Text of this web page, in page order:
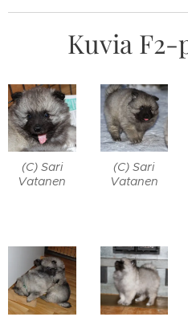
Kuvia
(C) Sari
Vatanen
(C) Sari
Vatanen